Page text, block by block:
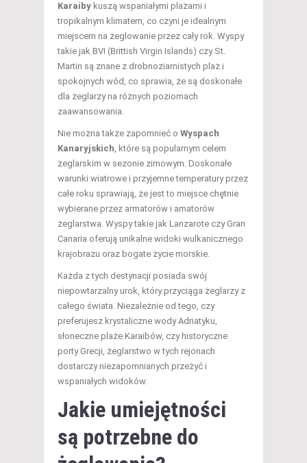
Karaiby kuszą wspaniałymi plażami i
tropikalnym klimatem, co czyni je idealnym
miejscem na żeglowanie przez cały rok. Wyspy
takie jak BVI (Brittish Virgin Islands) czy St.
Martin są znane z drobnoziarnistych plaż i
spokojnych wód, co sprawia, że są doskonałe
dla żeglarzy na różnych poziomach
zaawansowania.
Nie można także zapomnieć o Wyspach
Kanaryjskich, które są popularnym celem
żeglarskim w sezonie zimowym. Doskonałe
warunki wiatrowe i przyjemne temperatury przez
całe roku sprawiają, że jest to miejsce chętnie
wybierane przez armatorów i amatorów
żeglarstwa. Wyspy takie jak Lanzarote czy Gran
Canaria oferują unikalne widoki wulkanicznego
krajobrazu oraz bogate życie morskie.
Każda z tych destynacji posiada swój
niepowtarzalny urok, który przyciąga żeglarzy z
całego świata. Niezależnie od tego, czy
preferujesz krystaliczne wody Adriatyku,
słoneczne plaże Karaibów, czy historyczne
porty Grecji, żeglarstwo w tych rejonach
dostarczy niezapomnianych przeżyć i
wspaniałych widoków.
Jakie umiejętności
są potrzebne do